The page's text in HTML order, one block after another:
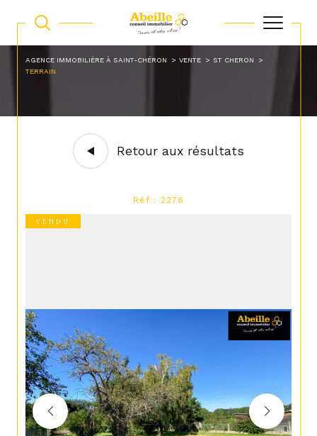
AGENCE IMMOBILIÈRE À SAINT-CHÉRON VENTE
ST CHERON
TERRAIN
Retour aux résultats
Réf : 2276
VENDU